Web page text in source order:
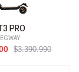
PRO
$3.390.990